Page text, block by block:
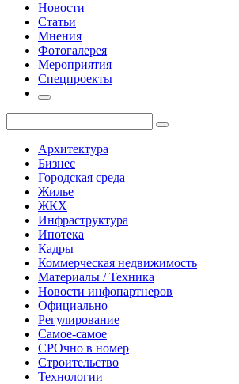
Новости
Статьи
Мнения
Фотогалерея
Мероприятия
Спецпроекты
Архитектура
Бизнес
Городская среда
Жилье
ЖКХ
Инфраструктура
Ипотека
Кадры
Коммерческая недвижимость
Материалы / Техника
Новости инфопартнеров
Официально
Регулирование
Самое-самое
СРОчно в номер
Строительство
Технологии